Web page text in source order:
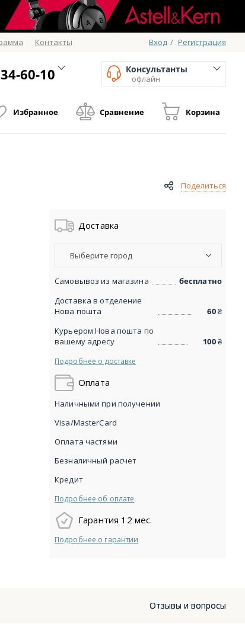
Контакты Вход / Регистрация
60-10 Консультанты
офлайн
Избранное Сравнение Корзина
Поделиться
Доставка
Выберите город
Самовывоз из магазина
бесплатно
Доставка в отделение
Нова пошта
60₴
Курьером Нова пошта по
вашему адресу
100₴
Подробнее о доставке
Оплата
Visa/MasterCard
Наличными при получении
Безналичный расчет
Кредит
Оплата частями
Подробнее об оплате
Гарантия 12 мес.
Подробнее о гарантии
Отзывы и вопросы